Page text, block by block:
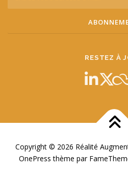
RESTEZ À
Copyright © 2026 Réalité
OnePress thème par